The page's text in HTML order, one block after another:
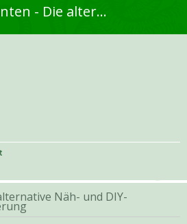
Nähkromanten - Die alternative Näh- und DIY-Community
Näh- und DIY-